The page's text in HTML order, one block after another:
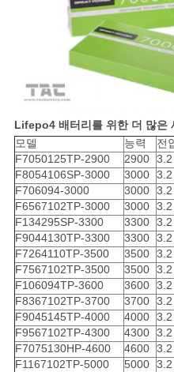
Lifepo4 배터리를 위한 더 많은
모델
능력 전
F7050125TP-2900
2900 3.2
F8054106SP-3000
3000 3.2
F706094-3000
3000 3.2
F6567102TP-3000
3000 3.2
F134295SP-3300
3300 3.2
F9044130TP-3300
3300 3.2
F7264110TP-3500
3500 3.2
F7567102TP-3500
3500 3.2
F106094TP-3600
3600 3.2
F8367102TP-3700
3700 3.2
F9045145TP-4000
4000 3.2
F9567102TP-4300
4300 3.2
F7075130HP-4600
4600 3.2
F1167102TP-5000
5000 3.2